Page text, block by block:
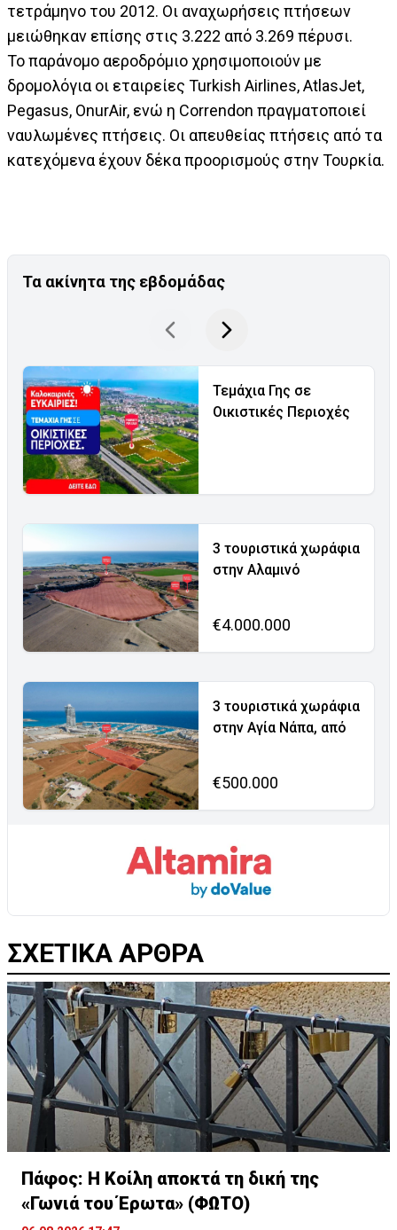
τετράμηνο του 2012. Οι αναχωρήσεις πτήσεων
μειώθηκαν επίσης στις 3.222 από 3.269 πέρυσι.
Το παράνομο αεροδρόμιο χρησιμοποιούν με
δρομολόγια οι εταιρείες Turkish Airlines, AtlasJet,
Pegasus, OnurAir, ενώ η Correndon πραγματοποιεί
ναυλωμένες πτήσεις. Οι απευθείας πτήσεις από τα
κατεχόμενα έχουν δέκα προορισμούς στην Τουρκία.
Τα ακίνητα της εβδομάδας
Τεμάχια Γης σε
Οικιστικές Περιοχές
3 τουριστικά χωράφια
στην Αλαμινό
€4.000.000
3 τουριστικά χωράφια
στην Αγία Νάπα, από
€500.000
ΣΧΕΤΙΚΑ ΑΡΘΡΑ
Πάφος: Η Κοίλη αποκτά τη δική της
«Γωνιά του Έρωτα» (ΦΩΤΟ)